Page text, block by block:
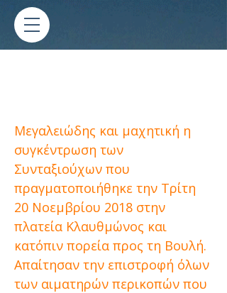
Μεγαλειώδης και μαχητική η
συγκέντρωση των
Συνταξιούχων που
πραγματοποιήθηκε την Τρίτη
20 Νοεμβρίου 2018 στην
πλατεία Κλαυθμώνος και
κατόπιν πορεία προς τη Βουλή.
Απαίτησαν την επιστροφή όλων
των αιματηρών περικοπών που